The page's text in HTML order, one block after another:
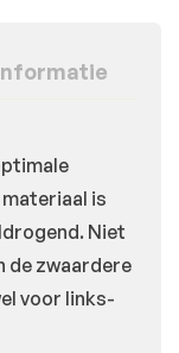
is
Niet
de zwaardere
voor links-